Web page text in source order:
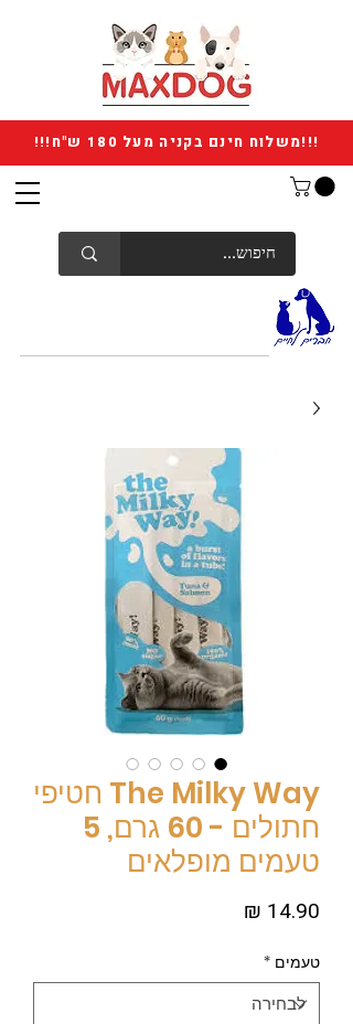
!!!משלוח חינם בקניה מעל 180 ש"ח!!!
The Milky Way חטיפי
חתולים - 60 גרם, 5
טעמים מופלאים
טעמים *